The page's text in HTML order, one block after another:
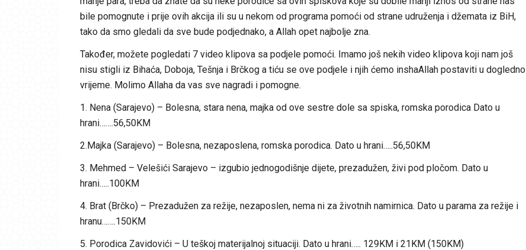
bile pomognute i prije ovih akcija ili su u nekom od programa pomoći od strane udruženja i džemata iz BiH,
tako da smo gledali da sve bude podjednako, a Allah opet najbolje zna.
Također, možete pogledati 7 video klipova sa podjele pomoći. Imamo još nekih video klipova koji nam još
nisu stigli iz Bihaća, Doboja, Tešnja i Brčkog a tiću se ove podjele i njih ćemo inshaAllah postaviti u dogledno
vrijeme. Molimo Allaha da vas sve nagradi i pomogne.
1. Nena (Sarajevo) – Bolesna, stara nena, majka od ove sestre dole sa spiska, romska porodica Dato u
hrani…….56,50KM
2.Majka (Sarajevo) – Bolesna, nezaposlena, romska porodica. Dato u hrani…..56,50KM
3. Mehmed – Velešići Sarajevo – izgubio jednogodišnje dijete, prezadužen, živi pod pločom. Dato u
hrani…..100KM
4. Brat (Brčko) – Prezadužen za režije, nezaposlen, nema ni za životnih namirnica. Dato u parama za režije i
hranu…….150KM
5. Porodica Zavidovići – U teškoj materijalnoj situaciji. Dato u hrani….. 129KM i 21KM (150KM)